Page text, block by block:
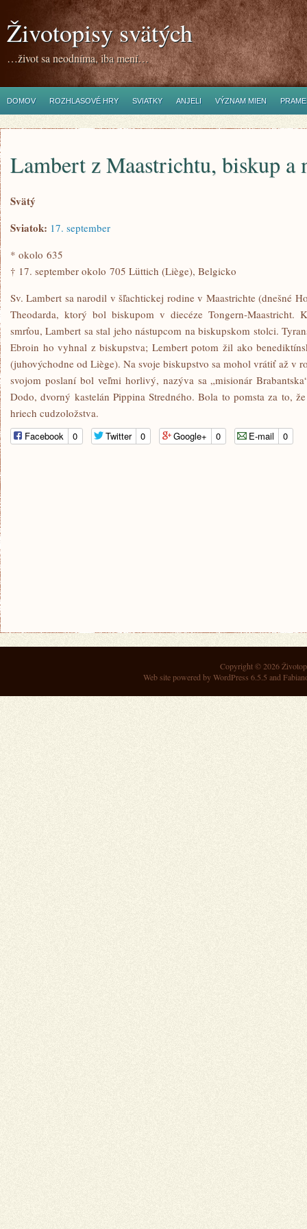
Životopisy svätých
…život sa neodníma, iba mení…
DOMOV ROZHLASOVÉ HRY SVIATKY ANJELI VÝZNAM MIEN
Lambert z Maastrichtu, biskup a
Svätý
Sviatok: 17. september
* okolo 635
† 17. september okolo 705 Lüttich (Liège), Belgicko
Sv. Lambert sa narodil v šľachtickej rodine v Maastrichte (dnešné
Theodarda, ktorý bol biskupom v diecéze Tongern-Maastricht.
smrťou, Lambert sa stal jeho nástupcom na biskupskom stolci.
Ebroin ho vyhnal z biskupstva; Lembert potom žil ako
(juhovýchodne od Liège). Na svoje biskupstvo sa mohol vrátiť až v
svojom poslaní bol veľmi horlivý, nazýva sa „misionár
Dodo, dvorný kastelán Pippina Stredného. Bola to pomsta za to,
hriech cudzoložstva.
Facebook 0 Twitter 0 Google+ 0 E-mail 0
Copyright © 2026
Web site powered byWordPress 6.5.5 and